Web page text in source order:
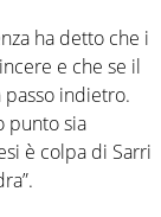
ha detto che i
e che se il
indietro.
punto sia
è colpa di Sarri